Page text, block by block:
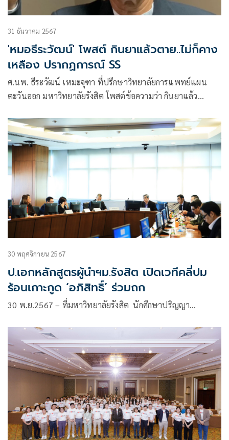
31 ธันวาคม 2567
'หมอธีระวัฒน์' โพสต์ กินยาแล้วตาย..ไม่ก็คาง
เหลือง ปรากฏการณ์ SS
ศ.นพ. ธีระวัฒน์ เหมะจุฑา ที่ปรึกษาวิทยาลัยการแพทย์แผน
ตะวันออก มหาวิทยาลัยรังสิต โพสต์ข้อความว่า กินยาแล้ว
30 พฤศจิกายน 2567
ป.เอกหลักสูตรผู้นำฯม.รังสิต เปิดเวทีคลี่ปม
ร้อนเกาะกูด ‘อภิสิทธิ์’ ร่วมถก
30 พ.ย.2567 – ที่มหาวิทยาลัยรังสิต นักศึกษาปริญญา…